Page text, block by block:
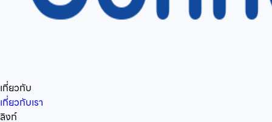
เกี่ยวกับ
เกี่ยวกับเรา
ลิงก์